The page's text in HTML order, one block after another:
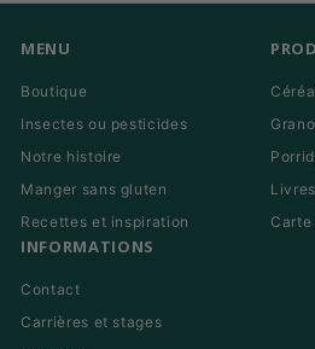
MENU
Boutique
Insectes ou pesticides
Notre histoire
Manger sans gluten
Recettes et inspiration
Livres
Carte
INFORMATIONS
Contact
Carrières et stages